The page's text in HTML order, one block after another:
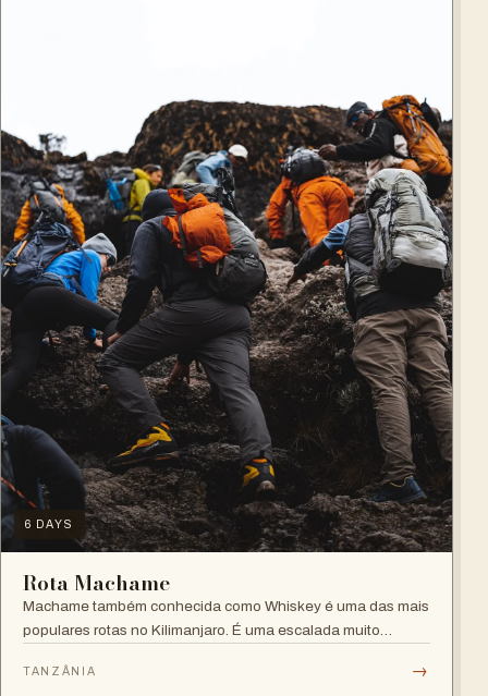
6 DAYS
Rota Machame
Machame também conhecida como Whiskey é uma das mais
populares rotas no Kilimanjaro. É uma escalada muito
TANZÂNIA →